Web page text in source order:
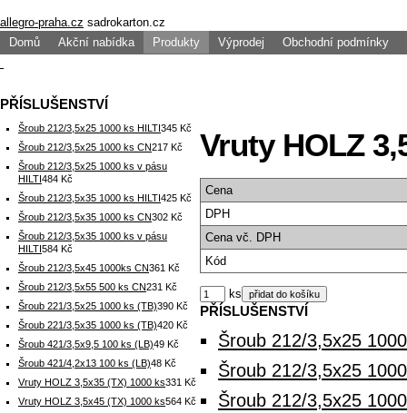
allegro-praha.cz sadrokarton.cz
Domů
Akční nabídka Produkty Výprodej Obchodní podmínky
Vruty HOLZ
Cena
DPH
Cenavč. DPH
Kód
ks
PŘÍSLUŠENSTVÍ
Šroub 212/3,5x25
Šroub 212/3,5x25
Šroub 212/3,5x25
PŘÍSLUŠENSTVÍ
Šroub 212/3,5x25 1000 ks HILTI345 Kč
Šroub 212/3,5x25 1000 ks CN217 Kč
Šroub 212/3,5x25 1000 ks v pásu
HILTI484 Kč
Šroub 212/3,5x35 1000 ks HILTI425 Kč
Šroub 212/3,5x35 1000 ks CN302 Kč
Šroub 212/3,5x35 1000 ks v pásu
HILTI584 Kč
Šroub 212/3,5x45 1000ks CN361 Kč
Šroub 212/3,5x55 500 ks CN231 Kč
Šroub 221/3,5x25 1000 ks (TB)390 Kč
Šroub 221/3,5x35 1000 ks (TB)420 Kč
Šroub 421/3,5x9,5 100 ks (LB)49 Kč
Šroub 421/4,2x13 100 ks (LB)48 Kč
Vruty HOLZ 3,5x35 (TX) 1000 ks331 Kč
Vruty HOLZ 3,5x45 (TX) 1000 ks564 Kč